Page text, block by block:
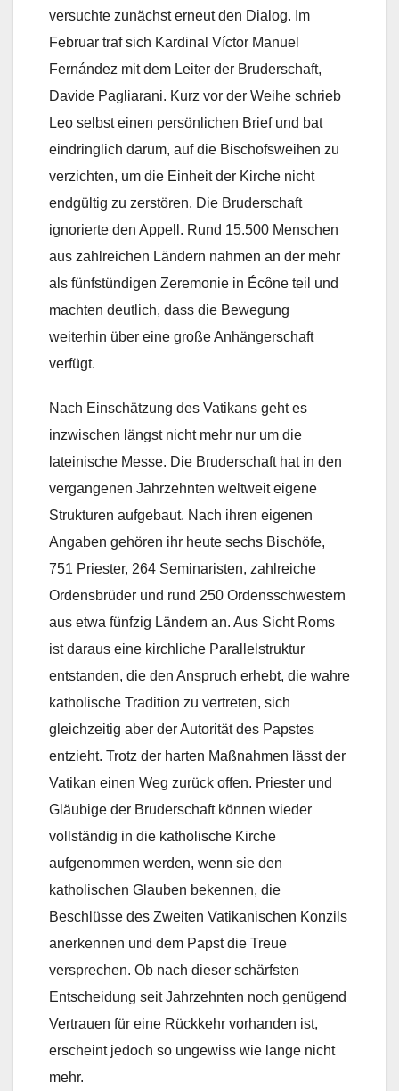
versuchte zunächst erneut den Dialog. Im
Februar traf sich Kardinal Víctor Manuel
Fernández mit dem Leiter der Bruderschaft,
Davide Pagliarani. Kurz vor der Weihe schrieb
Leo selbst einen persönlichen Brief und bat
eindringlich darum, auf die Bischofsweihen zu
verzichten, um die Einheit der Kirche nicht
endgültig zu zerstören. Die Bruderschaft
ignorierte den Appell. Rund 15.500 Menschen
aus zahlreichen Ländern nahmen an der mehr
als fünfstündigen Zeremonie in Écône teil und
machten deutlich, dass die Bewegung
weiterhin über eine große Anhängerschaft
verfügt.
Nach Einschätzung des Vatikans geht es
inzwischen längst nicht mehr nur um die
lateinische Messe. Die Bruderschaft hat in den
vergangenen Jahrzehnten weltweit eigene
Strukturen aufgebaut. Nach ihren eigenen
Angaben gehören ihr heute sechs Bischöfe,
751 Priester, 264 Seminaristen, zahlreiche
Ordensbrüder und rund 250 Ordensschwestern
aus etwa fünfzig Ländern an. Aus Sicht Roms
ist daraus eine kirchliche Parallelstruktur
entstanden, die den Anspruch erhebt, die wahre
katholische Tradition zu vertreten, sich
gleichzeitig aber der Autorität des Papstes
entzieht. Trotz der harten Maßnahmen lässt der
Vatikan einen Weg zurück offen. Priester und
Gläubige der Bruderschaft können wieder
vollständig in die katholische Kirche
aufgenommen werden, wenn sie den
katholischen Glauben bekennen, die
Beschlüsse des Zweiten Vatikanischen Konzils
anerkennen und dem Papst die Treue
versprechen. Ob nach dieser schärfsten
Entscheidung seit Jahrzehnten noch genügend
Vertrauen für eine Rückkehr vorhanden ist,
erscheint jedoch so ungewiss wie lange nicht
mehr.